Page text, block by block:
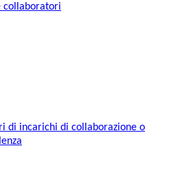
collaboratori
di incarichi di collaborazione o